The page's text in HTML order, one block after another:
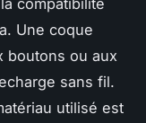
Une coque
boutons ou aux
sans fil.
utilisé est